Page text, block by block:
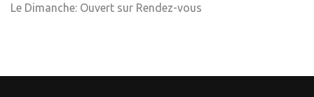
Le Dimanche: Ouvert sur Rendez-vous